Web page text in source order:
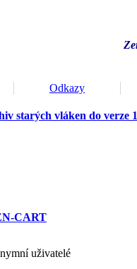
Odkazy
starých vláken do verze
CART
uživatelé